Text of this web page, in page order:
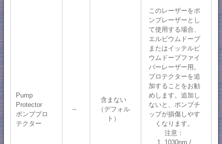
Pump
Protector
ポンププロ
テクター
--
含まない
（デフォル
ト）
このレーザーをポ
ンプレーザーとし
て使用する場合、
エルビウムドープ
またはイッテルビ
ウムドープファイ
バーレーザー用。
プロテクターを追
加することをお勧
めします。追加し
ないと、ポンプチ
ップが損傷しやす
くなります。
注意：
1. 1030nm /